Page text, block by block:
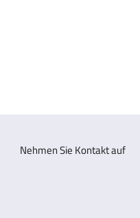
Nehmen Sie Kontakt auf